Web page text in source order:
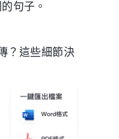
句子。
？這些細節決